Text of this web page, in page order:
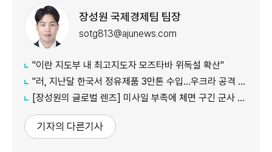
장성원 국제경제팀 팀장
sotg813@ajunews.com
"이란 지도부 내 최고지도자 모즈타바 위독설 확산"
"러, 지난달 한국서 정유제품 3만톤 수입…우크라 공격 여파"
[장성원의 글로벌 렌즈] 미사일 부족에 체면 구긴 군사 강국, 미국과 러시아
기자의 다른기사